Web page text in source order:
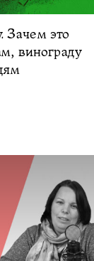
Зачем это
винограду